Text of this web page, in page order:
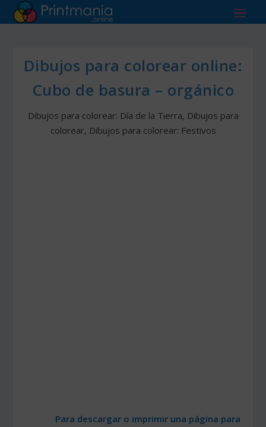
Dibujos para colorear online:
Cubo de basura – orgánico
Dibujos para colorear: Día de la Tierra, Dibujos para
colorear, Dibujos para colorear: Festivos
Para descargar o imprimir una página para